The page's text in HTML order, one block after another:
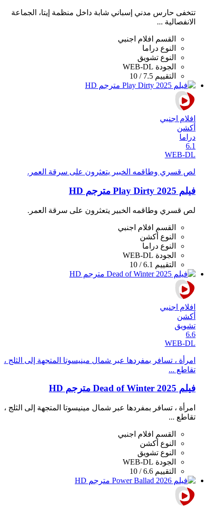
تتخفى حارس مدني إسباني شابة داخل منظمة إيتا، الجماعة
الانفصالية ...
القسم
افلام اجنبي
النوع دراما
النوع تشويق
الجودة WEB-DL
التقييم 7.5 / 10
افلام اجنبي
أكشن
دراما
6.1
WEB-DL
لص قسري وطاقمه الخبير يتعثرون على سرقة العمر.
فيلم Play Dirty 2025 مترجم HD
لص قسري وطاقمه الخبير يتعثرون على سرقة العمر.
القسم
افلام اجنبي
النوع أكشن
النوع دراما
الجودة WEB-DL
التقييم 6.1 / 10
افلام اجنبي
أكشن
تشويق
6.6
WEB-DL
امرأة ، تسافر بمفردها عبر شمال مينيسوتا المتجهة إلى الثلج ،
تقاطع ...
فيلم Dead of Winter 2025 مترجم HD
امرأة ، تسافر بمفردها عبر شمال مينيسوتا المتجهة إلى الثلج ،
تقاطع ...
القسم
افلام اجنبي
النوع أكشن
النوع تشويق
الجودة WEB-DL
التقييم 6.6 / 10